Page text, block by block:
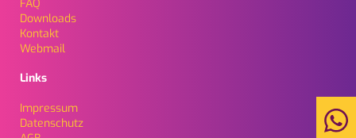
FAQ
Downloads
Kontakt
Webmail
Links
Impressum
Daten­schutz